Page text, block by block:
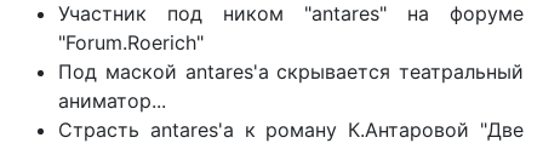
Участник под ником "antares" на форуме
"Forum.Roerich"
Под маской antares'a скрывается театральный
аниматор...
Страсть antares'a к роману К.Антаровой "Две